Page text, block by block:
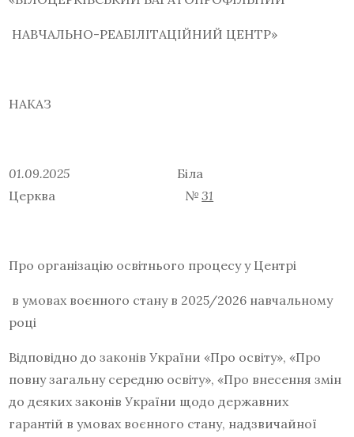
НАВЧАЛЬНО-РЕАБІЛІТАЦІЙНИЙ ЦЕНТР»
НАКАЗ
01.09.2025
Біла
Церква №31
Про організацію освітнього процесу у Центрі
в умовах воєнного стану в 2025/2026 навчальному
році
Відповідно до законів України «Про освіту», «Про
повну загальну середню освіту», «Про внесення змін
до деяких законів України щодо державних
гарантій в умовах воєнного стану, надзвичайної